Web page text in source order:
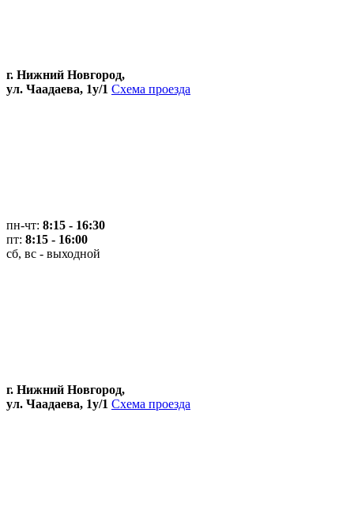
г. Нижний Новгород,
ул. Чаадаева, 1у/1 Схема проезда
пн-чт: 8:15 - 16:30
пт: 8:15 - 16:00
сб, вс - выходной
г. Нижний Новгород,
ул. Чаадаева, 1у/1 Схема проезда